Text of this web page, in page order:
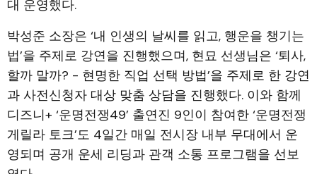
대 운영했다.
박성준 소장은 ‘내 인생의 날씨를 읽고, 행운을 챙기는
법’을 주제로 강연을 진행했으며, 현묘 선생님은 ‘퇴사,
할까 말까? - 현명한 직업 선택 방법’을 주제로 한 강연
과 사전신청자 대상 맞춤 상담을 진행했다. 이와 함께
디즈니+ ‘운명전쟁49’ 출연진 9인이 참여한 ‘운명전쟁
게릴라 토크’도 4일간 매일 전시장 내부 무대에서 운
영되며 공개 운세 리딩과 관객 소통 프로그램을 선보